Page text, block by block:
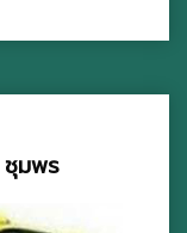
มพร